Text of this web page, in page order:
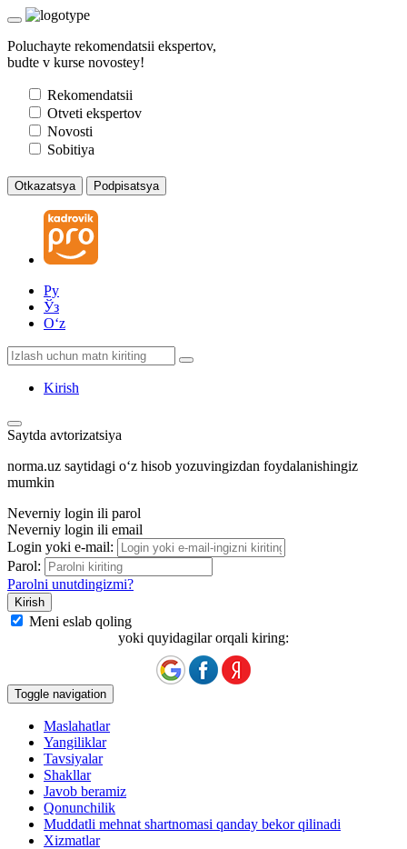
Poluchayte rekomendatsii ekspertov,
budte v kurse novostey!
Rekomendatsii
Otveti ekspertov
Novosti
Sobitiya
Otkazatsya Podpisatsya
Ру
Ўз
Oʻz
Kirish
Saytda avtorizatsiya
norma.uz saytidagi oʻz hisob yozuvingizdan foydalanishingiz
mumkin
Neverniy login ili parol
Neverniy login ili email
Login yoki e-mail:
Parol:
Parolni unutdingizmi?
Meni eslab qoling
yoki quyidagilar orqali kiring:
Toggle navigation
Maslahatlar
Yangiliklar
Tavsiyalar
Shakllar
Javob beramiz
Qonunchilik
Muddatli mehnat shartnomasi qanday bekor qilinadi
Xizmatlar